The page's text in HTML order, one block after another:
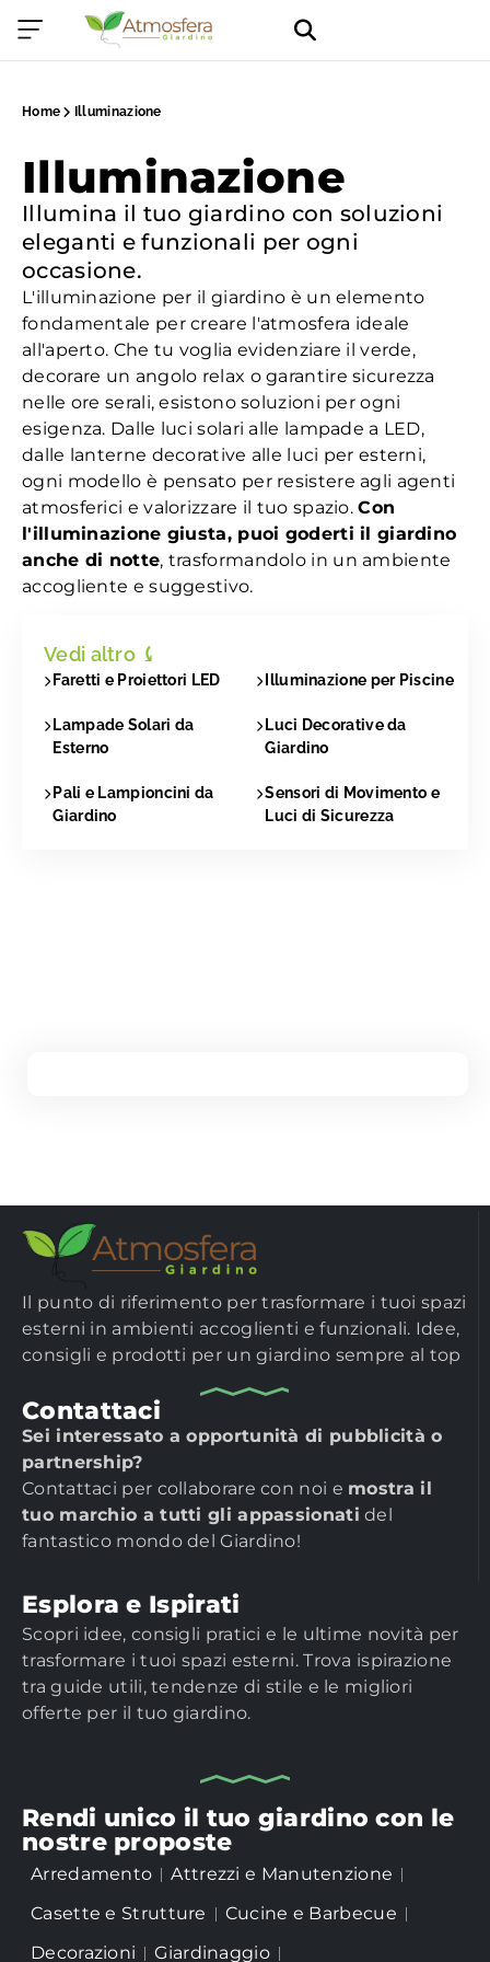
Home Illuminazione
Illuminazione
Illumina il tuo giardino con soluzioni
eleganti e funzionali per ogni
occasione.
L'illuminazione per il giardino è un elemento
fondamentale per creare l'atmosfera ideale
all'aperto. Che tu voglia evidenziare il verde,
decorare un angolo relax o garantire sicurezza
nelle ore serali, esistono soluzioni per ogni
esigenza. Dalle luci solari alle lampade a LED,
dalle lanterne decorative alle luci per esterni,
ogni modello è pensato per resistere agli agenti
atmosferici e valorizzare il tuo spazio.Con
l'illuminazione giusta, puoi goderti il giardino
anche di notte, trasformandolo in un ambiente
accogliente e suggestivo.
Vedi altro ⤹
Faretti e Proiettori LED Illuminazione per Piscine
Lampade Solari da
Esterno
Luci Decorative da
Giardino
Pali e Lampioncini da
Giardino
Sensori di Movimento e
Luci di Sicurezza
Il punto di riferimento per trasformare i tuoi spazi
esterni in ambienti accoglienti e funzionali. Idee,
consigli e prodotti per un giardino sempre al top
Contattaci
Sei interessato a opportunità di pubblicità o
partnership?
Contattaci per collaborare con noi e mostra il
tuo marchio a tutti gli appassionati del
fantastico mondo del Giardino!
Esplora e Ispirati
Scopri idee, consigli pratici e le ultime novità per
trasformare i tuoi spazi esterni. Trova ispirazione
tra guide utili, tendenze di stile e le migliori
offerte per il tuo giardino.
Rendi unico il tuo giardino con le
nostre proposte
Arredamento
Attrezzi e Manutenzione
Casette e Strutture
Cucine e Barbecue
Decorazioni
Giardinaggio